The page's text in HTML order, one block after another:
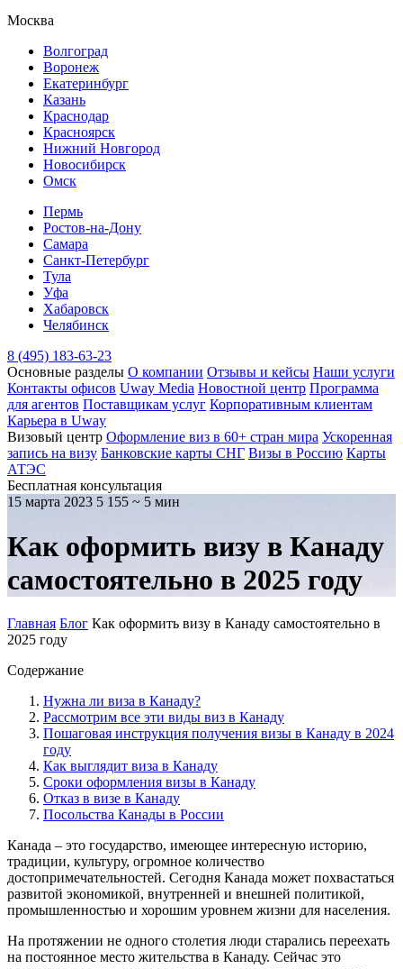
Москва
Волгоград
Воронеж
Екатеринбург
Казань
Краснодар
Красноярск
Нижний Новгород
Новосибирск
Омск
Пермь
Ростов-на-Дону
Самара
Санкт-Петербург
Тула
Уфа
Хабаровск
Челябинск
8 (495) 183-63-23
Основные разделы О компании Отзывы и кейсы Наши услуги
Контакты офисов Uway Media Новостной центр Программа
для агентов Поставщикам услуг Корпоративным клиентам
Карьера в Uway
Визовый центр Оформление виз в 60+ стран мира Ускоренная
запись на визу Банковские карты СНГ Визы в Россию Карты
АТЭС
Бесплатная консультация
15 марта 2023 5 155 ~ 5 мин
Как оформить визу в Канаду
самостоятельно в 2025 году
Главная Блог Как оформить визу в Канаду самостоятельно в
2025 году
Содержание
Нужна ли виза в Канаду?
Рассмотрим все эти виды виз в Канаду
Пошаговая инструкция получения визы в Канаду в 2024
году
Как выглядит виза в Канаду
Сроки оформления визы в Канаду
Отказ в визе в Канаду
Посольства Канады в России
Канада – это государство, имеющее интересную историю,
традиции, культуру, огромное количество
достопримечательностей. Сегодня Канада может похвастаться
развитой экономикой, внутренней и внешней политикой,
промышленностью и хорошим уровнем жизни для населения.
На протяжении не одного столетия люди старались переехать
на постоянное место жительства в Канаду. Сейчас это